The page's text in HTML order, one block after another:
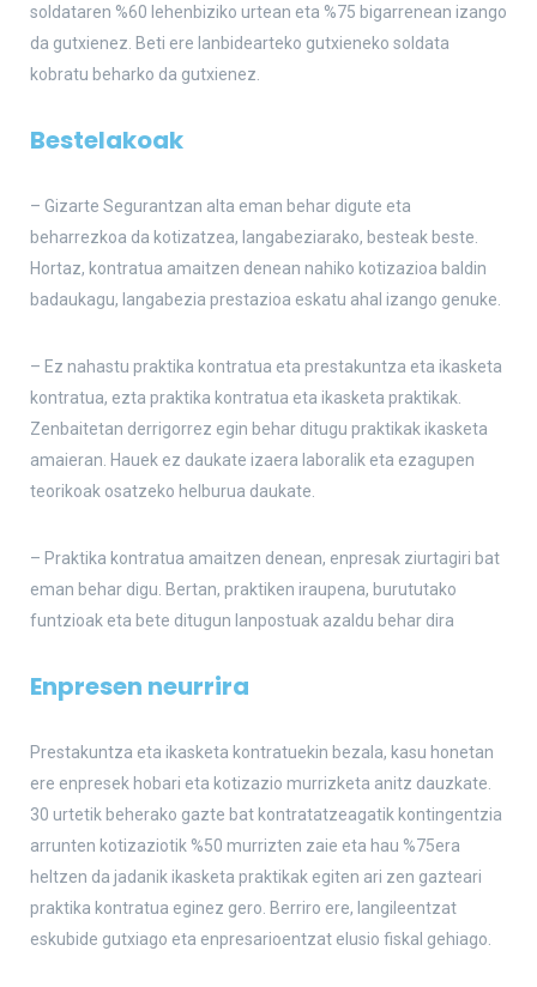
soldataren %60 lehenbiziko urtean eta %75 bigarrenean izango
da gutxienez. Beti ere lanbidearteko gutxieneko soldata
kobratu beharko da gutxienez.
Bestelakoak
– Gizarte Segurantzan alta eman behar digute eta
beharrezkoa da kotizatzea, langabeziarako, besteak beste.
Hortaz, kontratua amaitzen denean nahiko kotizazioa baldin
badaukagu, langabezia prestazioa eskatu ahal izango genuke.
– Ez nahastu praktika kontratua eta prestakuntza eta ikasketa
kontratua, ezta praktika kontratua eta ikasketa praktikak.
Zenbaitetan derrigorrez egin behar ditugu praktikak ikasketa
amaieran. Hauek ez daukate izaera laboralik eta ezagupen
teorikoak osatzeko helburua daukate.
– Praktika kontratua amaitzen denean, enpresak ziurtagiri bat
eman behar digu. Bertan, praktiken iraupena, burututako
funtzioak eta bete ditugun lanpostuak azaldu behar dira
Enpresen neurrira
Prestakuntza eta ikasketa kontratuekin bezala, kasu honetan
ere enpresek hobari eta kotizazio murrizketa anitz dauzkate.
30 urtetik beherako gazte bat kontratatzeagatik kontingentzia
arrunten kotizaziotik %50 murrizten zaie eta hau %75era
heltzen da jadanik ikasketa praktikak egiten ari zen gazteari
praktika kontratua eginez gero. Berriro ere, langileentzat
eskubide gutxiago eta enpresarioentzat elusio fiskal gehiago.